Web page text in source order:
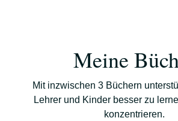
Meine
Mit inzwischen 3 Büchern
Lehrer und Kinder besser zu
konzentrieren.